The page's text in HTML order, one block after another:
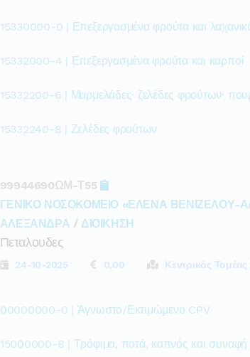
15330000-0 | Επεξεργασμένα φρούτα και
15332000-4 | Επεξεργασμένα φρούτα και καρποί
15332200-6 | Μαρμελάδες· ζελέδες φρούτων·
15332240-8 | Ζελέδες φρούτων
99944690ΩΜ-Τ55
ΓΕΝΙΚΟ ΝΟΣΟΚΟΜΕΙΟ «ΕΛΕΝΑ
ΑΛΕΞΑΝΔΡΑ / ΔΙΟΙΚΗΣΗ
Πεταλουδες
24-10-2025 0,00 Κεντρικός
00000000-0 | Άγνωστο/Εκτιμώμενο CPV
15000000-8 | Τρόφιμα, ποτά, καπνός και συναφή